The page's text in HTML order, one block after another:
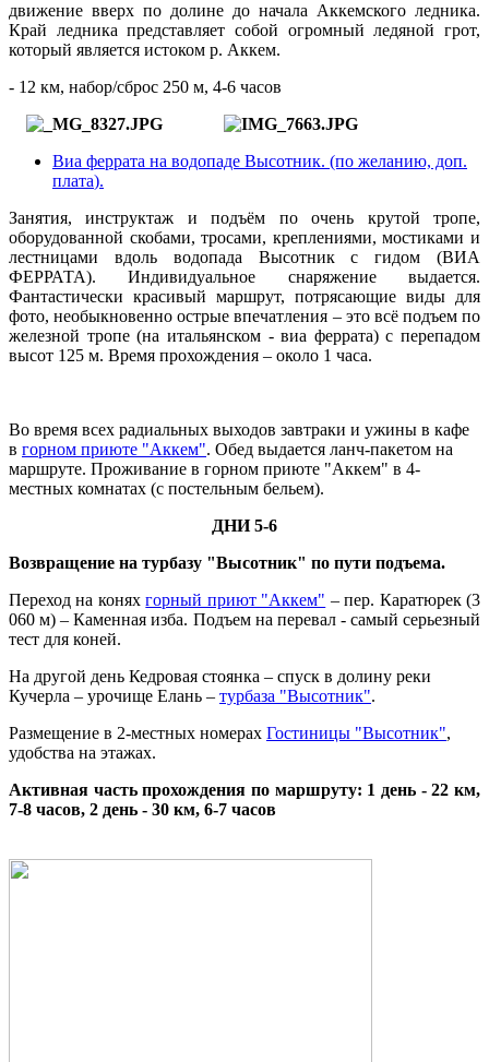
движение вверх по долине до начала Аккемского ледника.
Край ледника представляет собой огромный ледяной грот,
который является истоком р. Аккем.
- 12 км, набор/сброс 250 м, 4-6 часов
Виа феррата на водопаде Высотник. (по желанию, доп.
плата).
Занятия, инструктаж и подъём по очень крутой тропе,
оборудованной скобами, тросами, креплениями, мостиками и
лестницами вдоль водопада Высотник с гидом (ВИА
ФЕРРАТА). Индивидуальное снаряжение выдается.
Фантастически красивый маршрут, потрясающие виды для
фото, необыкновенно острые впечатления – это всё подъем по
железной тропе (на итальянском - виа феррата) с перепадом
высот 125 м. Время прохождения – около 1 часа.
Во время всех радиальных выходов завтраки и ужины в кафе
в горном приюте "Аккем". Обед выдается ланч-пакетом на
маршруте. Проживание в горном приюте "Аккем" в 4-
местных комнатах (с постельным бельем).
ДНИ 5-6
Возвращение на турбазу "Высотник" по пути подъема.
Переход на коняхгорный приют "Аккем" – пер. Каратюрек (3
060 м) – Каменная изба. Подъем на перевал - самый серьезный
тест для коней.
На другой день Кедровая стоянка – спуск в долину реки
Кучерла – урочище Елань – турбаза "Высотник".
Размещение в 2-местных номерах Гостиницы "Высотник",
удобства на этажах.
Активная часть прохождения по маршруту: 1 день - 22 км,
7-8 часов, 2 день - 30 км, 6-7 часов